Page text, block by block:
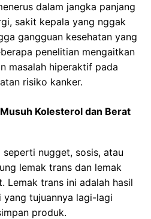
dalam jangka panjang
sakit kepala yang nggak
gangguan kesehatan yang
penelitian mengaitkan
masalah hiperaktif pada
risiko kanker.
Kolesterol dan Berat
nugget, sosis, atau
lemak trans dan lemak
Lemak trans ini adalah hasil
tujuannya lagi-lagi
produk.